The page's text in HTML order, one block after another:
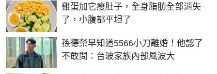
雞蛋加它瘦肚子，全身脂肪全部消失
了，小腹都平坦了
PR
孫德榮早知道5566小刀離婚！他認了
不敢問：台玻家族內部風波大